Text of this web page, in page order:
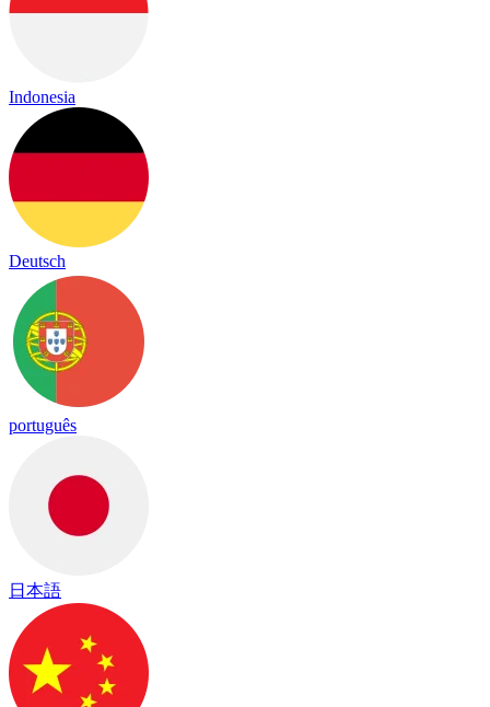
Indonesia
Deutsch
português
日本語